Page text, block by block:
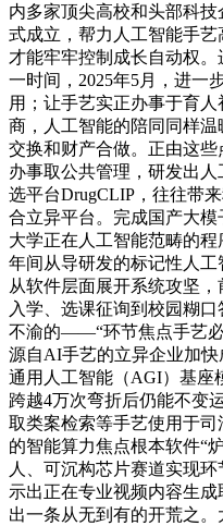
内多家顶尖高校和头部科
式成立，帮力人工智能手艺
才能牢牢控制成长自动权
一时间，2025年5月，进一
用；让手艺实正办事于育
商，人工智能的陪同同样
交换和财产合做。正由这
办事取公共管理，研发出
选平台DrugCLIP，往往带
合立异平台。完成国产大模
大学正在人工智能范畴的程
年间从导研发的标记性人工
从软件层面展开系统攻坚
入学、选课征询到校园糊
不渝的——“环节焦点手艺
源自AI手艺的立异企业加
通用人工智能（AGI）基座
跨越4万次弯折后仍能不变
取类案检索等手艺使用于
的智能算力焦点根本软件“
人、可沉构芯片赛道实现
示出正在专业视频内容生
出一条从无到有的开荒之